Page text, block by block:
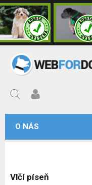
O NÁS
Vlčí píseň